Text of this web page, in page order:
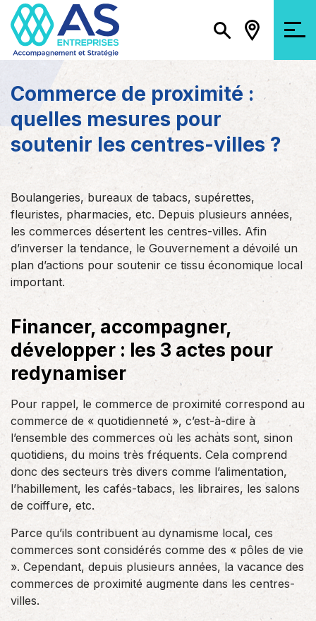
Commerce de proximité :
quelles mesures pour
soutenir les centres-villes ?
Boulangeries, bureaux de tabacs, supérettes,
fleuristes, pharmacies, etc. Depuis plusieurs années,
les commerces désertent les centres-villes. Afin
d’inverser la tendance, le Gouvernement a dévoilé un
plan d’actions pour soutenir ce tissu économique local
important.
Financer, accompagner,
développer : les 3 actes pour
redynamiser
Pour rappel, le commerce de proximité correspond au
commerce de « quotidienneté », c’est-à-dire à
l’ensemble des commerces où les achats sont, sinon
quotidiens, du moins très fréquents. Cela comprend
donc des secteurs très divers comme l’alimentation,
l’habillement, les cafés-tabacs, les libraires, les salons
de coiffure, etc.
Parce qu’ils contribuent au dynamisme local, ces
commerces sont considérés comme des « pôles de vie
». Cependant, depuis plusieurs années, la vacance des
commerces de proximité augmente dans les centres-
villes.